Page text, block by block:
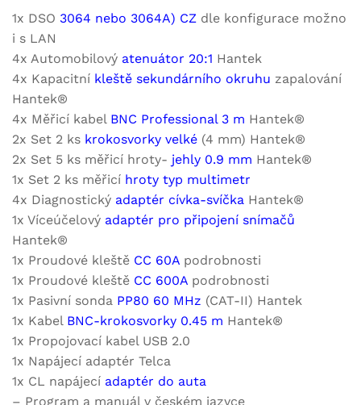
1x DSO 3064 nebo 3064A) CZ dle konfigurace možno
i s LAN
4x Automobilový atenuátor 20:1 Hantek
4x Kapacitní kleště sekundárního okruhu zapalování
Hantek®
4x Měřicí kabel BNC Professional 3 m Hantek®
2x Set 2 ks krokosvorky velké (4 mm) Hantek®
2x Set 5 ks měřicí hroty- jehly 0.9 mm Hantek®
1x Set 2 ks měřicí hroty typ multimetr
4x Diagnostický adaptér cívka-svíčka Hantek®
1x Víceúčelový adaptér pro připojení snímačů
Hantek®
1x Proudové kleště CC 60A podrobnosti
1x Proudové kleště CC 600A podrobnosti
1x Pasivní sonda PP80 60 MHz (CAT-II) Hantek
1x Kabel BNC-krokosvorky 0.45 m Hantek®
1x Propojovací kabel USB 2.0
1x Napájecí adaptér Telca
1x CL napájecí adaptér do auta
– Program a manuál v českém jazyce